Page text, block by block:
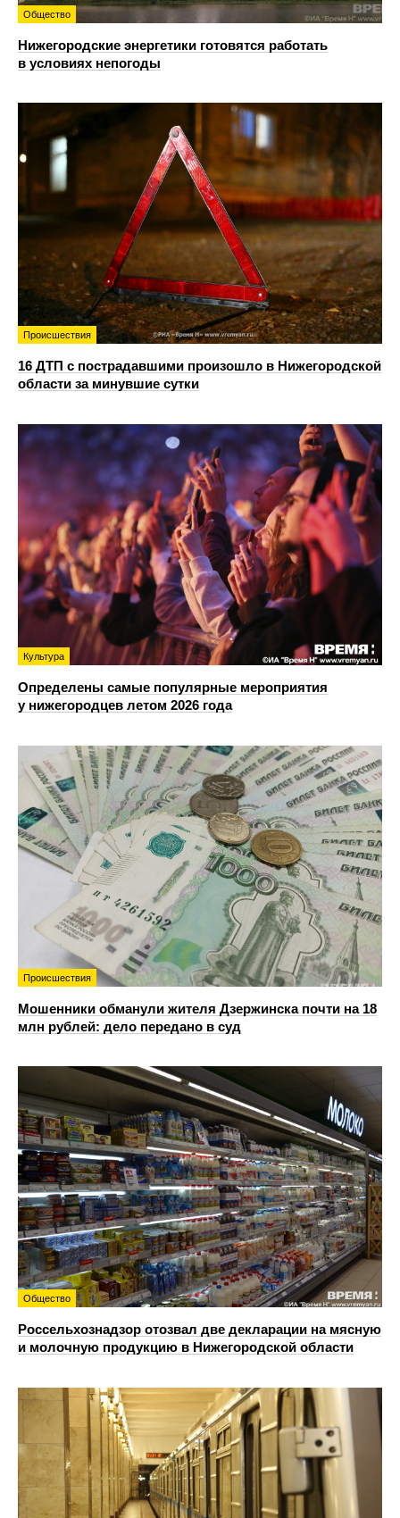
Общество
Нижегородские энергетики готовятся работать
в условиях непогоды
Происшествия
16 ДТП с пострадавшими произошло в Нижегородской
области за минувшие сутки
Культура
Определены самые популярные мероприятия
у нижегородцев летом 2026 года
Происшествия
Мошенники обманули жителя Дзержинска почти на 18
млн рублей: дело передано в суд
Общество
Россельхознадзор отозвал две декларации на мясную
и молочную продукцию в Нижегородской области